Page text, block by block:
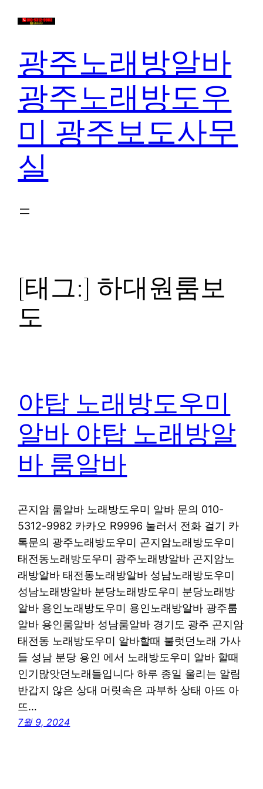
광주노래방알바
광주노래방도우
미 광주보도사무
실
[태그:] 하대원룸보
도
야탑 노래방도우미
알바 야탑 노래방알
바 룸알바
곤지암 룸알바 노래방도우미 알바 문의 010-
5312-9982 카카오 R9996 눌러서 전화 걸기 카
톡문의 광주노래방도우미 곤지암노래방도우미
태전동노래방도우미 광주노래방알바 곤지암노
래방알바 태전동노래방알바 성남노래방도우미
성남노래방알바 분당노래방도우미 분당노래방
알바 용인노래방도우미 용인노래방알바 광주룸
알바 용인룸알바 성남룸알바 경기도 광주 곤지암
태전동 노래방도우미 알바할때 불럿던노래 가사
들 성남 분당 용인 에서 노래방도우미 알바 할때
인기많앗던노래들입니다 하루 종일 울리는 알림
반갑지 않은 상대 머릿속은 과부하 상태 아뜨 아
뜨…
7월 9, 2024